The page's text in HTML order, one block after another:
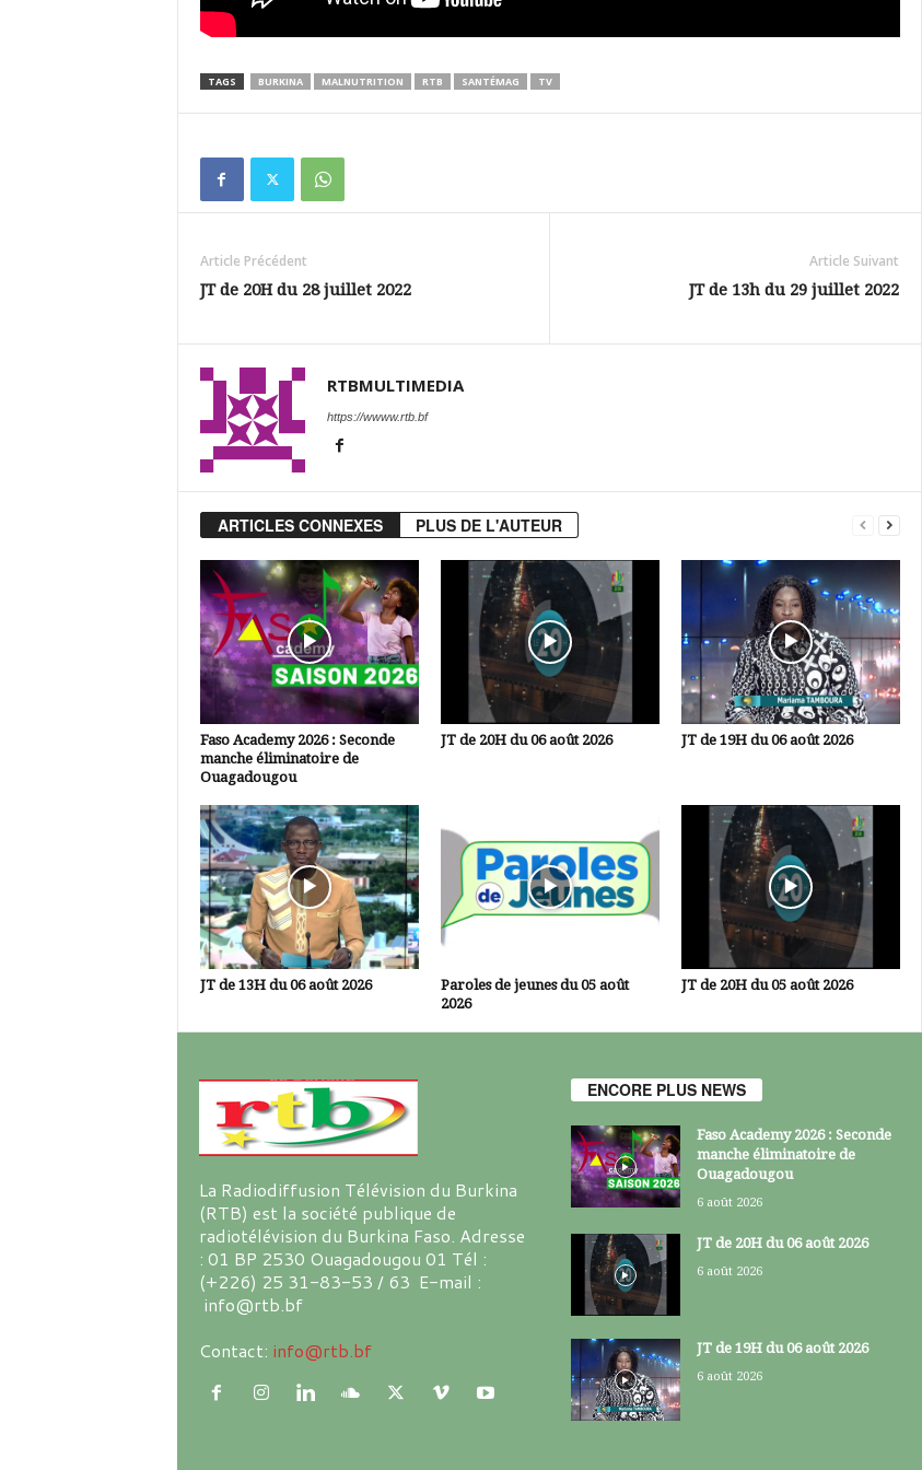
TAGS BURKINA MALNUTRITION RTB SANTÉMAG TV
Article Précédent
JT de 20H du 28 juillet 2022
Article Suivant
JT de 13h du 29 juillet 2022
RTBMULTIMEDIA
https://wwww.rtb.bf
ARTICLES CONNEXES PLUS DE L'AUTEUR
Faso Academy 2026 : Seconde
manche éliminatoire de
Ouagadougou
JT de 20H du 06 août 2026 JT de 19H du 06 août 2026
JT de 13H du 06 août 2026
Paroles de jeunes du 05 août
2026
JT de 20H du 05 août 2026
La Radiodiffusion Télévision du Burkina
(RTB) est la société publique de
radiotélévision du Burkina Faso. Adresse
: 01 BP 2530 Ouagadougou 01 Tél :
(+226) 25 31-83-53 / 63 E-mail :
info@rtb.bf
Contact: info@rtb.bf
ENCORE PLUS NEWS
Faso Academy 2026 : Seconde
manche éliminatoire de
Ouagadougou
6 août 2026
JT de 20H du 06 août 2026
6 août 2026
JT de 19H du 06 août 2026
6 août 2026